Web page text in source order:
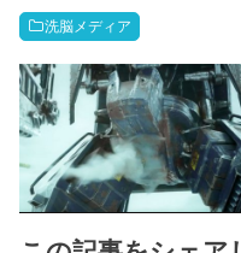
洗脳メディア